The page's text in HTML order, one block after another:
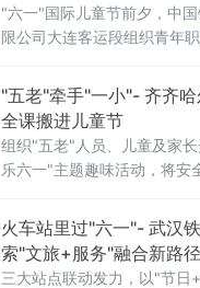
"六一"国际儿童节前夕，中
限公司大连客运段组织青年
这个六一，坐高铁去撒
"五老"牵手"一小"- 齐齐
全课搬进儿童节
组织"五老"人员、儿童及家
乐六一"主题趣味活动，将安
现场设置了多项互动游戏，
携手参与、亲密配合。"五老"
火车站里过"六一"- 武汉
索"文旅+服务"融合新路径
三大站点联动发力，以"节日